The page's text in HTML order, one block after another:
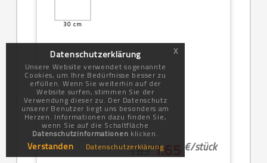
30 cm
1.83 1.65 €/stück
Datenschutzerklärung
Unsere Website verwendet sogenannte
Cookies, um Ihre Bedürfnisse besser zu
erfüllen. Wenn Sie weiterhin auf der
Website surfen, stimmen Sie der
Verwendung dieser zu. Der Datenschutz
unserer Benutzer liegt uns besonders am
Herzen. Informationen dazu finden Sie,
wenn Sie auf die Schaltfläche
Datenschutzinformationen klicken.
Verstanden Datenschutzerklärung
x